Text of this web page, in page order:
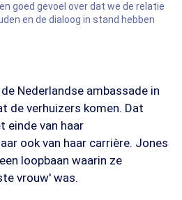
goed gevoel over dat we de relatie
en de dialoog in stand hebben
Nederlandse ambassade in
de verhuizers komen. Dat
einde van haar
ook van haar carrière. Jones
loopbaan waarin ze
vrouw' was.